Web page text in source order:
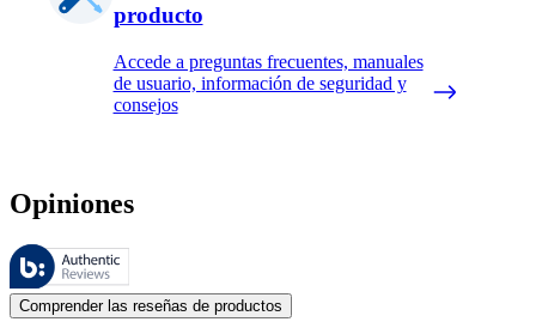
producto
Accede a preguntas frecuentes, manuales
de usuario, información de seguridad y
consejos
Opiniones
Estas reseñas las gestiona Bazaarvoice y cumplen con la política de
Las opiniones de los clientes en forma de reseñas de productos y
Comprender las reseñas de productos